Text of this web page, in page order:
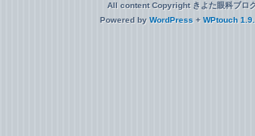
All content Copyright きよた眼科ブロ
Powered by WordPress + WPtouch